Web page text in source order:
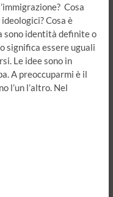
Cosa
Cosa è
sono identità definite o
significa essere uguali
Le idee sono in
A preoccuparmi è il
l’un l’altro. Nel